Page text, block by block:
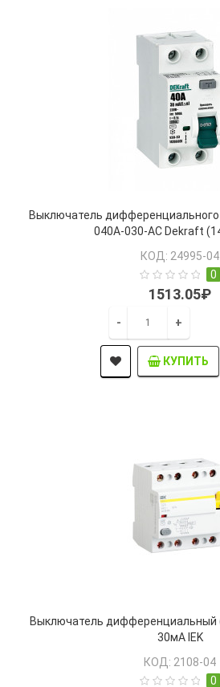
Выключатель
040А-030-AC Dekraft
КОД: 24995-04
0
1513.05₽
- +
КУПИТЬ
Выключатель
30мА IEK
КОД: 2108-04
0